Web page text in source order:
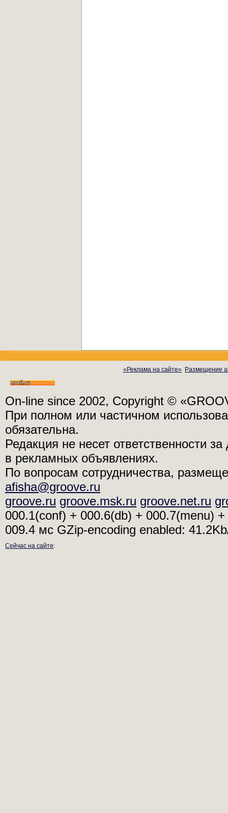
«Реклама на сайте» Размещение
On-line since 2002, Copyright ©
При полном или частичном
обязательна.
Редакция не несет ответственности
в рекламных объявлениях.
По вопросам сотрудничества,
afisha@groove.ru
groove.ru groove.msk.ru groove.net.ru
000.1(conf) + 000.6(db) + 000.7(menu)
009.4 мсGZip-encoding enabled:
Сейчас на сайте: